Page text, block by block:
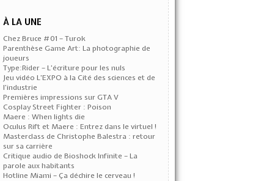
À LA UNE
Chez Bruce #01 – Turok
Parenthèse Game Art: La photographie de
joueurs
Type:Rider – L’écriture pour les nuls
Jeu vidéo L’EXPO à la Cité des sciences et de
l’industrie
Premières impressions sur GTA V
Cosplay Street Fighter : Poison
Maere : When lights die
Oculus Rift et Maere : Entrez dans le virtuel !
Masterclass de Christophe Balestra : retour
sur sa carrière
Critique audio de Bioshock Infinite – La
parole aux habitants
Hotline Miami – Ça déchire le cerveau !